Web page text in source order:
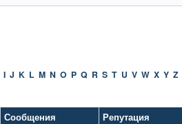
I J K L M N O P Q R S T U V W X Y Z
Сообщения Репутация